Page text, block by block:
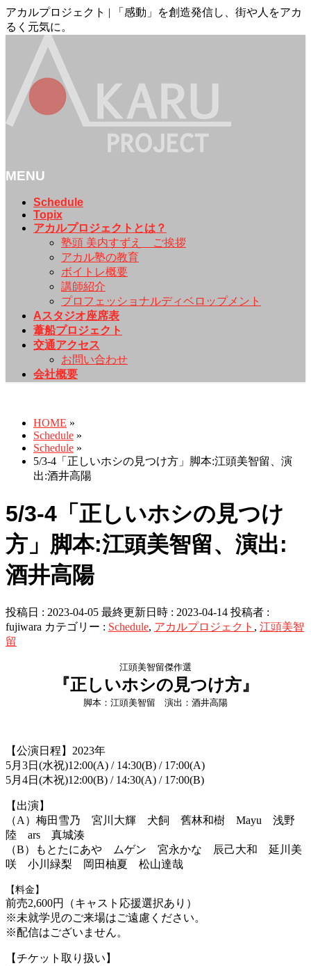
アカルプロジェクト | 「感動」を創造発信し、街や人をアカ
るく元気に。
MENU
Schedule
Topix
アカルプロジェクトとは？
塾頭 美内すずえ ご挨拶
アカル塾の教育
ボイトレ概要
講師紹介
プロフェッショナルディベロップメント
Aスタジオ座席表
葦船プロジェクト
交通アクセス
お問い合わせ
会社概要
HOME »
Schedule »
Schedule »
5/3-4「正しいホシの見つけ方」脚本:江頭美智留、演
出:酒井高陽
5/3-4「正しいホシの見つけ
方」脚本:江頭美智留、演出:
酒井高陽
投稿日 : 2023-04-05 最終更新日時 : 2023-04-14 投稿者 :
fujiwara カテゴリー : Schedule, アカルプロジェクト , 江頭美智
留
江頭美智留傑作選
『正しいホシの見つけ方』
脚本：江頭美智留 演出：酒井高陽
【公演日程】2023年
5月3日(水祝)12:00(A) / 14:30(B) / 17:00(A)
5月4日(木祝)12:00(B) / 14:30(A) / 17:00(B)
【出演】
（A）梅田雪乃 宮川大輝 犬飼 舊林和樹 Mayu 浅野
陸 ars 真城湊
（B）もとたにあや ムゲン 宮永かな 辰己大和 延川美
咲 小川緑梨 岡田柚夏 松山達哉
【料金】
前売2,600円（キャスト応援選択あり）
※未就学児のご来場はご遠慮ください。
※配信はございません。
【チケット取り扱い】